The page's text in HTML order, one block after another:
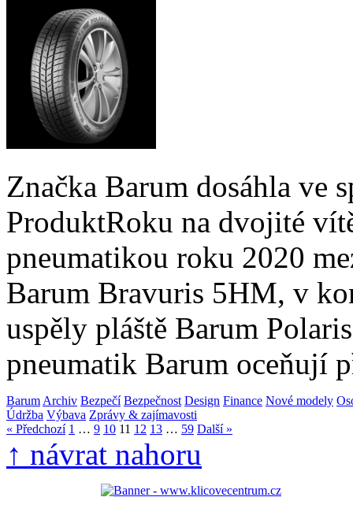
Značka Barum dosáhla ve
ProduktRoku na dvojité
pneumatikou roku 2020
Barum Bravuris 5HM, v
uspěly pláště Barum
pneumatik Barum oceňují
Barum Archiv Bezpečí Bezpečnost Design Finance Nové modely
Údržba Výbava Zprávy & zajímavosti
« Předchozí 1 … 9 10 11 12 13 … 59 Další »
↑ návrat nahoru